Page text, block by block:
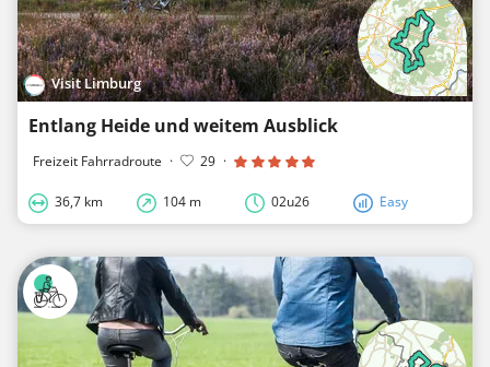
Visit Limburg
Entlang Heide und weitem Ausblick
Freizeit Fahrradroute · 29 ·
36,7 km 104 m 02u26 Easy